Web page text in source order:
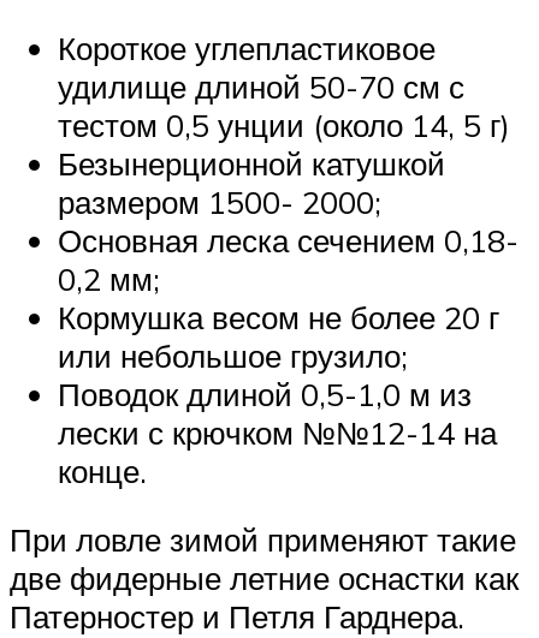
Короткое углепластиковое
удилище длиной 50-70 см с
тестом 0,5 унции (около 14, 5 г)
Безынерционной катушкой
размером 1500- 2000;
Основная леска сечением 0,18-
0,2 мм;
Кормушка весом не более 20 г
или небольшое грузило;
Поводок длиной 0,5-1,0 м из
лески с крючком №№12-14 на
конце.
При ловле зимой применяют такие
две фидерные летние оснастки как
Патерностер и Петля Гарднера.